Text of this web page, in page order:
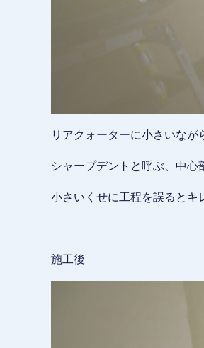
リアクォーターに小さいな
シャープデントと呼ぶ、中心
小さいくせに工程を誤ると
施工後